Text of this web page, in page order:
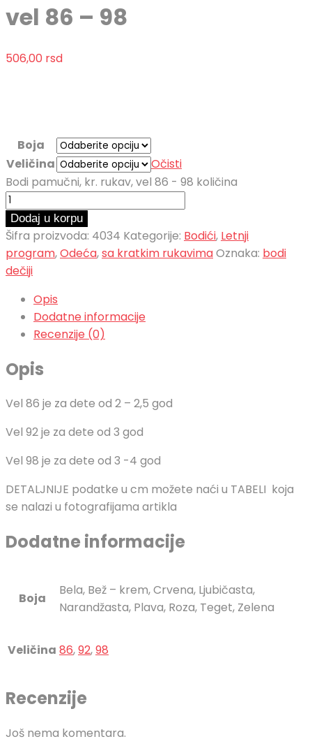
vel 86 – 98
506,00 rsd
Boja
Veličina
Očisti
Bodi pamučni, kr. rukav, vel 86 - 98 količina
Dodaj u korpu
Šifra proizvoda: 4034 Kategorije: Bodići, Letnji
program,Odeća,sa kratkim rukavimaOznaka: bodi
dečiji
Opis
Dodatne informacije
Recenzije (0)
Opis
Vel 86 je za dete od 2 – 2,5 god
Vel 92 je za dete od 3 god
Vel 98 je za dete od 3 -4 god
DETALJNIJE podatke u cm možete naći u TABELI koja
se nalazi u fotografijama artikla
Dodatne informacije
Boja
Bela, Bež – krem, Crvena, Ljubičasta,
Narandžasta, Plava, Roza, Teget, Zelena
Veličina 86,92,98
Recenzije
Još nema komentara.